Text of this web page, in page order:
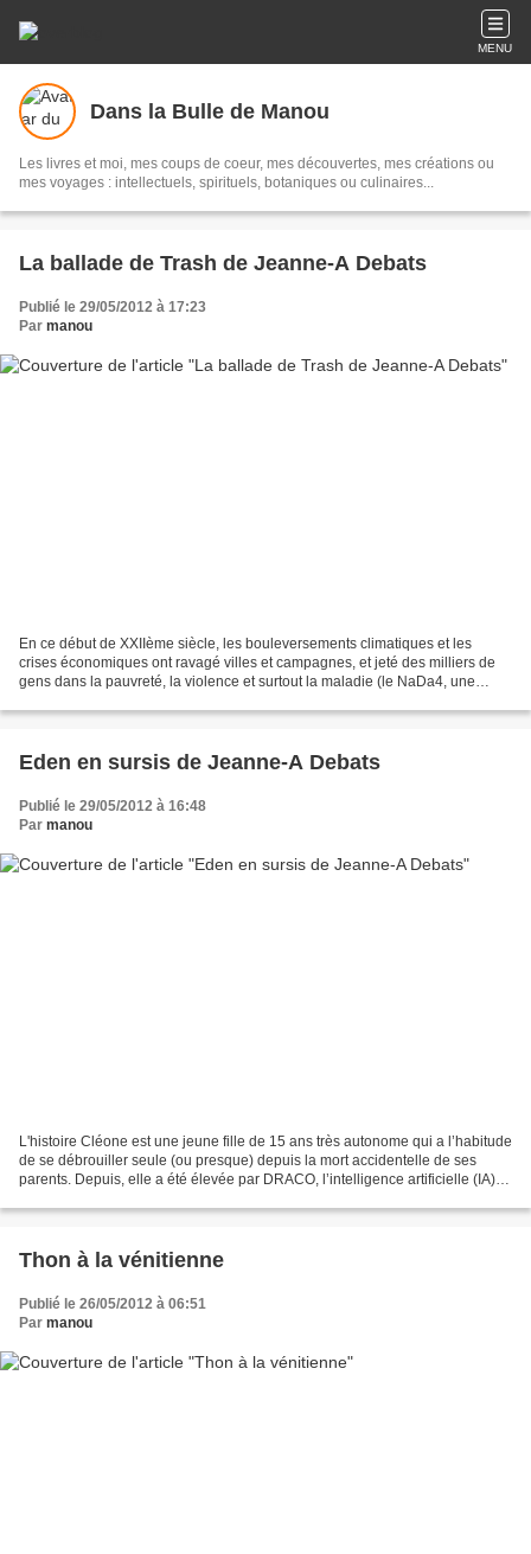
MENU
Dans la Bulle de Manou
Les livres et moi, mes coups de coeur, mes découvertes, mes créations ou
mes voyages : intellectuels, spirituels, botaniques ou culinaires...
La ballade de Trash de Jeanne-A Debats
Publié le 29/05/2012 à 17:23
Par manou
En ce début de XXIIème siècle, les bouleversements climatiques et les
crises économiques ont ravagé villes et campagnes, et jeté des milliers de
gens dans la pauvreté, la violence et surtout la maladie (le NaDa4, une
Eden en sursis de Jeanne-A Debats
Publié le 29/05/2012 à 16:48
Par manou
L'histoire Cléone est une jeune fille de 15 ans très autonome qui a l’habitude
de se débrouiller seule (ou presque) depuis la mort accidentelle de ses
parents. Depuis, elle a été élevée par DRACO, l’intelligence artificielle (IA)
Thon à la vénitienne
Publié le 26/05/2012 à 06:51
Par manou